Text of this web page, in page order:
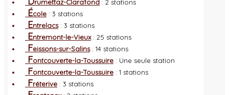
rumettaz-Clarafond : 2 stations
École : 3 stations
Entrelacs: 3 stations
Entremont-le-Vieux: 25 stations
Feissons-sur-Salins: 14 stations
Fontcouverte-la-Toussuire : Une seule station
Fontcouverte-la-Toussuire : 1 stations
Fréterive : 3 stations